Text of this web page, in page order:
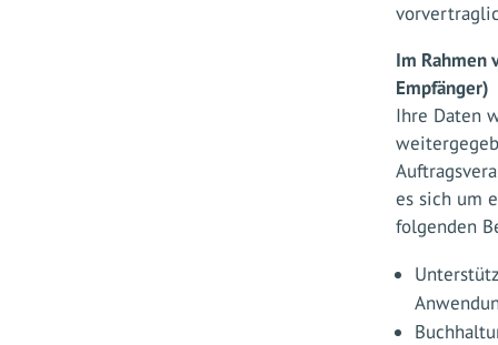
Im Rahmen
Empfänger)
Ihre Daten
es sich um
folgenden